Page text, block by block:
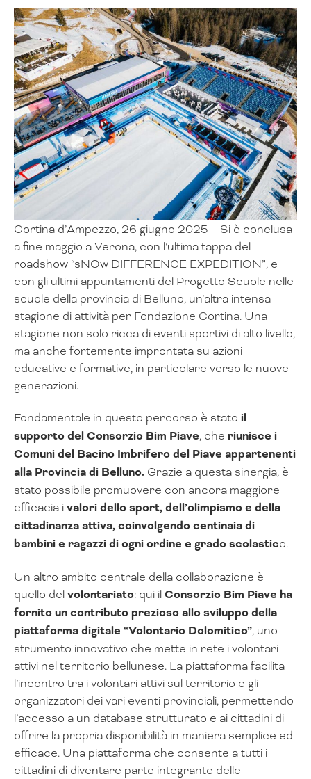
Cortina d’Ampezzo, 26 giugno 2025 – Si è conclusa
a fine maggio a Verona, con l’ultima tappa del
roadshow “sNOw DIFFERENCE EXPEDITION”, e
con gli ultimi appuntamenti del Progetto Scuole nelle
scuole della provincia di Belluno, un’altra intensa
stagione di attività per Fondazione Cortina. Una
stagione non solo ricca di eventi sportivi di alto livello,
ma anche fortemente improntata su azioni
educative e formative, in particolare verso le nuove
generazioni.
Fondamentale in questo percorso è stato il
supporto del Consorzio Bim Piave, che riunisce i
Comuni del Bacino Imbrifero del Piave appartenenti
alla Provincia di Belluno. Grazie a questa sinergia, è
stato possibile promuovere con ancora maggiore
efficacia ivalori dello sport, dell’olimpismo e della
cittadinanza attiva, coinvolgendo centinaia di
bambini e ragazzi di ogni ordine e grado scolastico.
Un altro ambito centrale della collaborazione è
quello delvolontariato: qui ilConsorzio Bim Piave ha
fornito un contributo prezioso allo sviluppo della
piattaforma digitale “Volontario Dolomitico”, uno
strumento innovativo che mette in rete i volontari
attivi nel territorio bellunese. La piattaforma facilita
l’incontro tra i volontari attivi sul territorio e gli
organizzatori dei vari eventi provinciali, permettendo
l’accesso a un database strutturato e ai cittadini di
offrire la propria disponibilità in maniera semplice ed
efficace. Una piattaforma che consente a tutti i
cittadini di diventare parte integrante delle